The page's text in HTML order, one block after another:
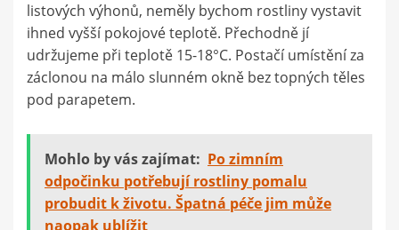
listových výhonů, neměly bychom rostliny vystavit
ihned vyšší pokojové teplotě. Přechodně jí
udržujeme při teplotě 15-18°C. Postačí umístění za
záclonou na málo slunném okně bez topných těles
pod parapetem.
Mohlo by vás zajímat: Po zimním
odpočinku potřebují rostliny pomalu
probudit k životu. Špatná péče jim může
naopak ublížit